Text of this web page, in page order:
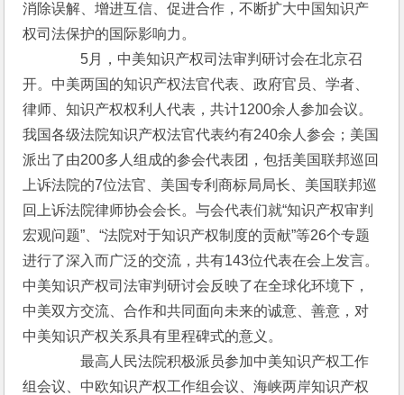
消除误解、增进互信、促进合作，不断扩大中国知识产
权司法保护的国际影响力。
5月，中美知识产权司法审判研讨会在北京召
开。中美两国的知识产权法官代表、政府官员、学者、
律师、知识产权权利人代表，共计1200余人参加会议。
我国各级法院知识产权法官代表约有240余人参会；美国
派出了由200多人组成的参会代表团，包括美国联邦巡回
上诉法院的7位法官、美国专利商标局局长、美国联邦巡
回上诉法院律师协会会长。与会代表们就“知识产权审判
宏观问题”、“法院对于知识产权制度的贡献”等26个专题
进行了深入而广泛的交流，共有143位代表在会上发言。
中美知识产权司法审判研讨会反映了在全球化环境下，
中美双方交流、合作和共同面向未来的诚意、善意，对
中美知识产权关系具有里程碑式的意义。
最高人民法院积极派员参加中美知识产权工作
组会议、中欧知识产权工作组会议、海峡两岸知识产权